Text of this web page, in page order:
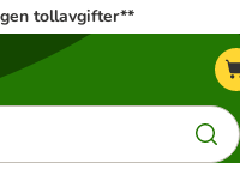
tollavgifter**